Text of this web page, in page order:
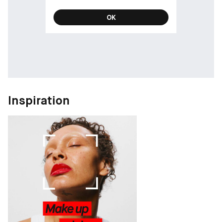
10 ml med pipett
30 ml med pipett
OK
Inspiration